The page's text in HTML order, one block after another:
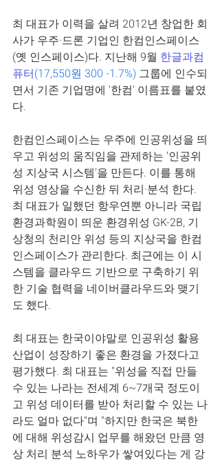
최 대표가 이력을 살려 2012년 창업한 회
사가 우주·드론 기업인 한컴인스페이스
(옛 인스페이스)다. 지난해 9월 한글과컴
퓨터(17,550원 300 -1.7%) 그룹에 인수되
면서 기존 기업명에 '한컴' 이름표를 붙였
다.
한컴인스페이스는 우주에 인공위성을 띄
우고 위성의 움직임을 관제하는 '인공위
성 지상국 시스템'을 만든다. 이를 통해
위성 영상을 수신한 뒤 처리·분석 한다.
최 대표가 일했던 항우연뿐 아니라 국립
환경과학원이 띄운 환경위성 GK-2B, 기
상청의 천리안 위성 등의 지상국을 한컴
인스페이스가 관리한다. 최근에는 이 시
스템을 클라우드 기반으로 구축하기 위
한 기술 협력을 네이버클라우드와 맺기
도 했다.
최 대표는 한국이야말로 인공위성 활용
산업이 성장하기 좋은 환경을 가졌다고
평가했다. 최 대표는 "위성을 직접 만들
수 있는 나라는 전세계 6~7개국 정도이
고 위성 데이터를 받아 처리할 수 있는 나
라도 얼마 없다"며 "하지만 한국은 북한
에 대해 위성감시 업무를 해왔던 만큼 영
상 처리 분석 노하우가 쌓여있다는 게 강